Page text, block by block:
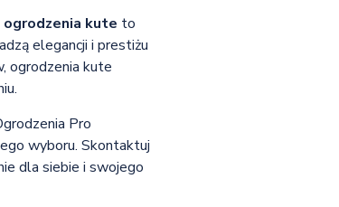
ogrodzenia kute to
elegancji i prestiżu
ogrodzenia kute
Pro
wyboru. Skontaktuj
dla siebie i swojego